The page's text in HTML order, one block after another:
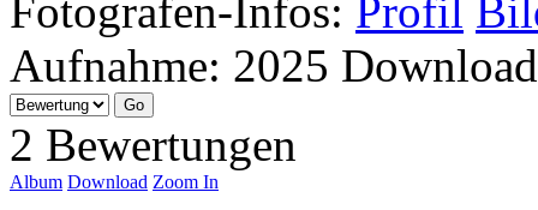
Fotografen-Infos: Profil
Aufnahme: 2025
2 Bewertungen
Album Download Zoom In